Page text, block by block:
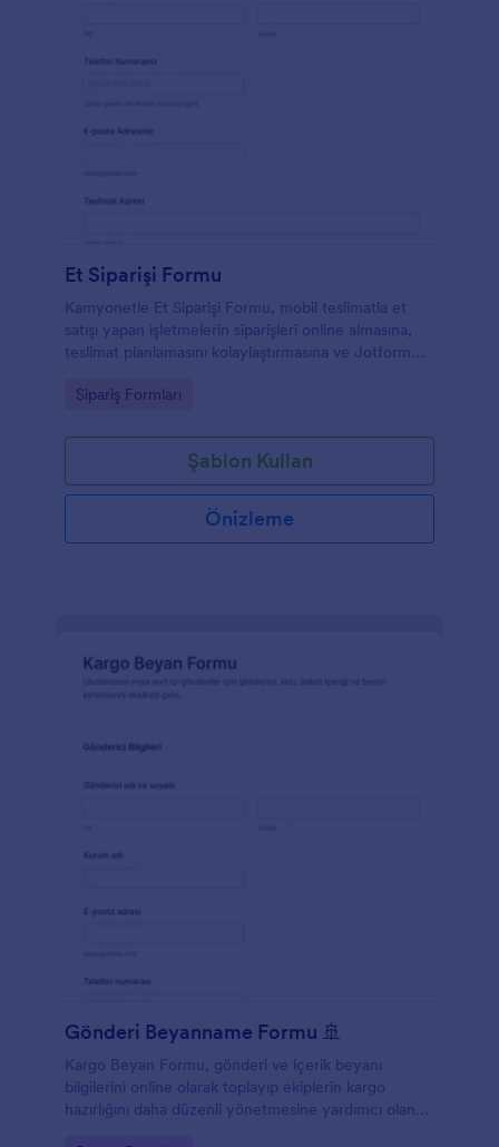
Et Siparişi Formu
Kamyonetle Et Siparişi Formu, mobil teslimatla et
satışı yapan işletmelerin siparişleri online almasına,
teslimat planlamasını kolaylaştırmasına ve Jotform
yardımcı olur.
Go to Category:
Sipariş Formları
Şablon Kullan
Önizleme
Gönderi Beyanname Formu 🚢
Kargo Beyan Formu, gönderi ve içerik beyanı
bilgilerini online olarak toplayıp ekiplerin kargo
hazırlığını daha düzenli yönetmesine yardımcı olan